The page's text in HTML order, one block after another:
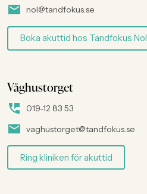
nol@tandfokus.se
Boka akuttid hos Tandfokus Nol
Våghustorget
019-12 83 53
vaghustorget@tandfokus.se
Ring kliniken för akuttid